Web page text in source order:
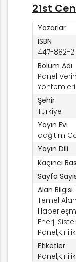
21st
Yazarlar
ISBN
447-882-2
Bölüm Adı
Panel
Yöntemleri
Şehir
Türkiye
Yayın Evi
dağıtım
Yayın Dili
Kaçıncı
Sayfa
Alan Bilgisi
Temel
Enerji
Etiketler